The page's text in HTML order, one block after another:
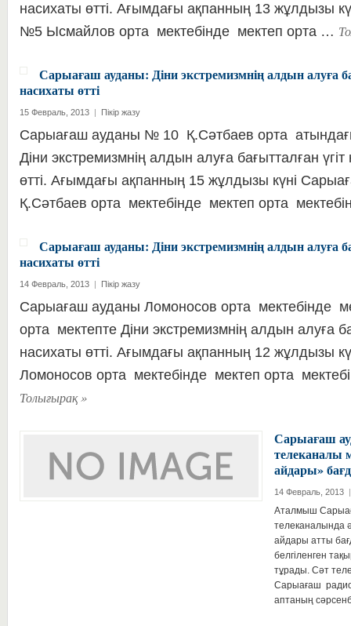
насихаты өтті. Ағымдағы ақпанның 13 жұлдызы
№5 Ысмайлов орта мектебінде мектеп орта …
Сарыағаш ауданы: Діни экстремизмнің алдын алуға
насихаты өтті
15 Февраль, 2013 | Пікір жазу
Сарыағаш ауданы № 10 Қ.Сәтбаев орта
Діни экстремизмнің алдын алуға бағытталған
өтті. Ағымдағы ақпанның 15 жұлдызы күні
Қ.Сәтбаев орта мектебінде мектеп орта
Сарыағаш ауданы: Діни экстремизмнің алдын алуға
насихаты өтті
14 Февраль, 2013 | Пікір жазу
Сарыағаш ауданы Ломоносов орта мектебінде
орта мектепте Діни экстремизмнің алдын алуға
насихаты өтті. Ағымдағы ақпанның 12 жұлдызы
Ломоносов орта мектебінде мектеп орта
Толығырақ»
Сарыағаш
телеканалы
айдары»
14 Февраль, 2013 |
Аталмыш
телеканалында
айдары атты
белгіленген
тұрады. Сәт
Сарыағаш
аптаның